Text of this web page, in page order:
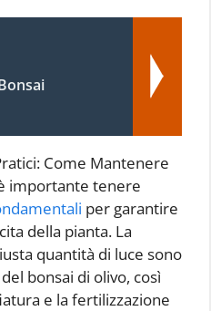
Come Mantenere
importante tenere
per garantire
della pianta. La
quantità di luce sono
bonsai di olivo, così
e la fertilizzazione